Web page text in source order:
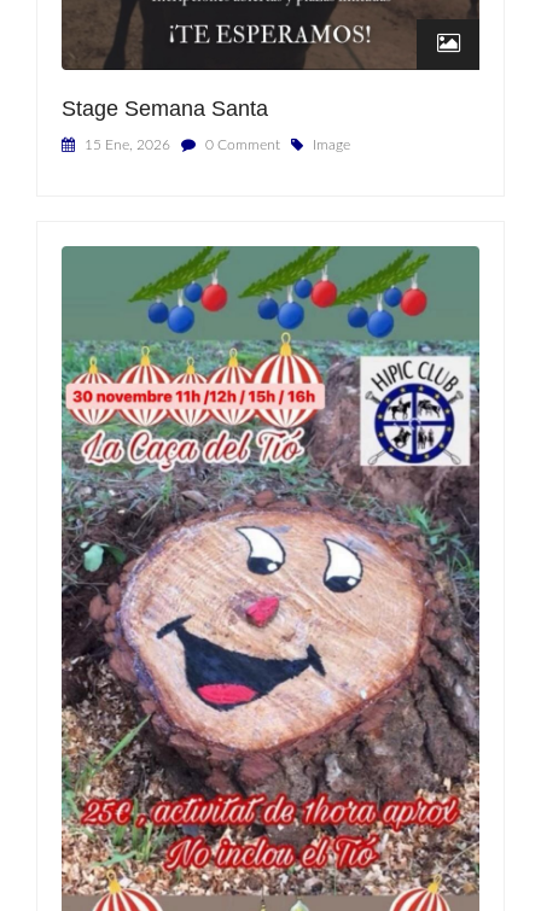
Stage Semana Santa
15 Ene, 2026 0 Comment Image